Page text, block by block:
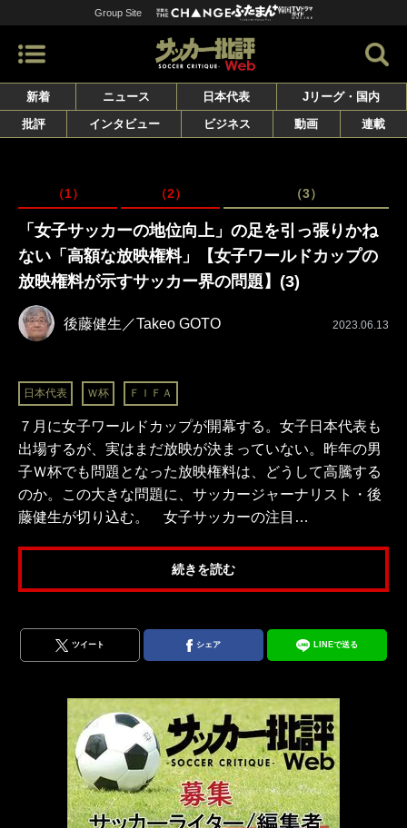
Group Site
新着 ニュース 日本代表
Jリーグ・国内
批評
インタビュー ビジネス 動画 連載
（1） （2） （3）
「女子サッカーの地位向上」の足を引っ張りかね
ない「高額な放映権料」【女子ワールドカップの
放映権料が示すサッカー界の問題】(3)
後藤健生／Takeo GOTO 2023.06.13
日本代表 Ｗ杯 ＦＩＦＡ
７月に女子ワールドカップが開幕する。女子日本代表も
出場するが、実はまだ放映が決まっていない。昨年の男
子Ｗ杯でも問題となった放映権料は、どうして高騰する
のか。この大きな問題に、サッカージャーナリスト・後
藤健生が切り込む。 女子サッカーの注目…
続きを読む
ツイート シェア LINEで送る